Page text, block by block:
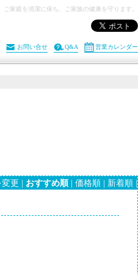
家庭を清潔に保ち、ご家族の健康を守ります。
お問い合せ Q&A 営業カレンダー
更 | おすすめ順| 価格順 | 新着順 |